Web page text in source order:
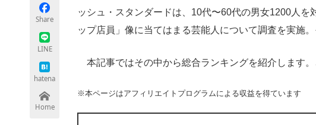
Share
LINE
hatena
Home
ッシュ・スタンダードは、10代〜60代の男女1200人を
ップ店員」像に当てはまる芸能人について調査を実施
本記事ではその中から総合ランキングを紹介します。
※本ページはアフィリエイトプログラムによる収益を得ています